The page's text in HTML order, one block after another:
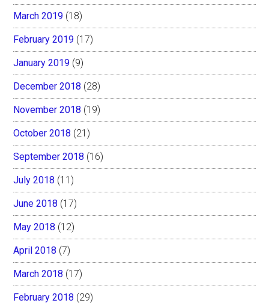
March 2019 (18)
February 2019 (17)
January 2019 (9)
December 2018 (28)
November 2018 (19)
October 2018 (21)
September 2018 (16)
July 2018 (11)
June 2018 (17)
May 2018 (12)
April 2018 (7)
March 2018 (17)
February 2018 (29)